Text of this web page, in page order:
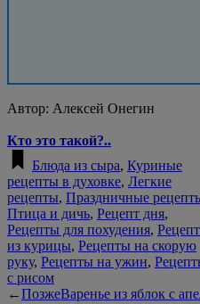
Автор: Алексей Онегин
Кто это такой?..
Блюда из сыра, Куриные
рецепты в духовке, Легкие
рецепты, Праздничные
Птица и дичь, Рецепт дня,
Рецепты для похудения,
из курицы, Рецепты на скорую
руку, Рецепты на ужин,
с рисом
←ПозжеВаренье из яблок с